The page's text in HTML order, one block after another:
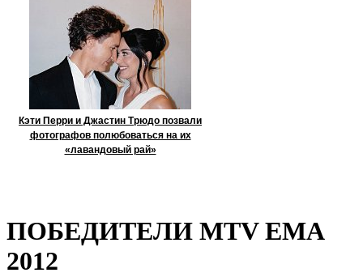
Кэти Перри и Джастин Трюдо позвали
фотографов полюбоваться на их
«лавандовый рай»
ПОБЕДИТЕЛИ MTV EMA
2012